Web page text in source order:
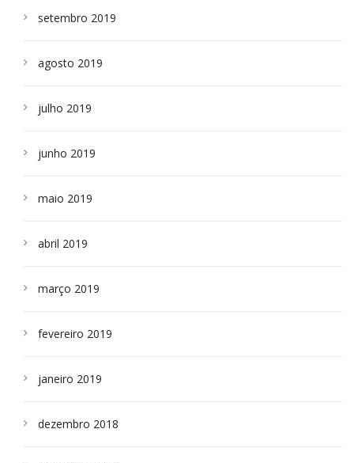
setembro 2019
agosto 2019
julho 2019
junho 2019
maio 2019
abril 2019
março 2019
fevereiro 2019
janeiro 2019
dezembro 2018